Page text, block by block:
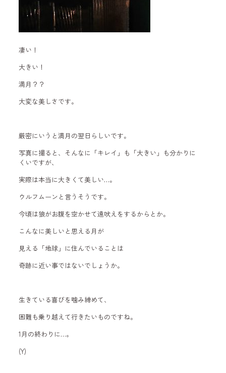
凄い！
大きい！
満月？？
大変な美しさです。
厳密にいうと満月の翌日らしいです。
写真に撮ると、そんなに「キレイ」も「大きい」も分かりに
くいですが、
実際は本当に大きくて美しい…。
ウルフムーンと言うそうです。
今頃は狼がお腹を空かせて遠吠えをするからとか。
こんなに美しいと思える月が
見える「地球」に住んでいることは
奇跡に近い事ではないでしょうか。
生きている喜びを噛み締めて、
困難も乗り越えて行きたいものですね。
1月の終わりに…。
(Y)